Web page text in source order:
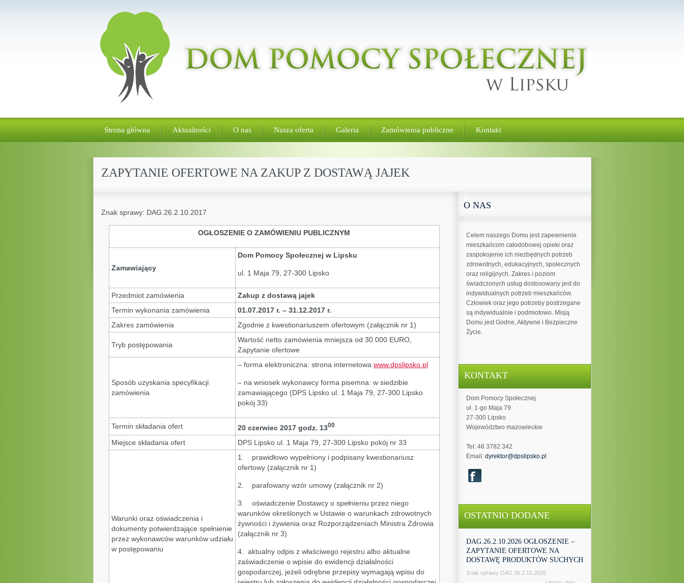
Strona główna Aktualności O nas Nasza oferta Galeria Zamówienia publiczne Kontakt
ZAPYTANIE OFERTOWE NA ZAKUP Z DOSTAWĄ JAJEK
O NAS
Celem naszego Domu jest zapewnienie
mieszkańcom całodobowej opieki oraz
zaspokojenie ich niezbędnych potrzeb
zdrowotnych, edukacyjnych, społecznych
oraz religijnych. Zakres i poziom
świadczonych usług dostosowany jest do
indywidualnych potrzeb mieszkańców.
Człowiek oraz jego potrzeby postrzegane
są indywidualnie i podmiotowo. Misją
Domu jest Godne, Aktywne i Bezpieczne
Życie.
KONTAKT
Dom Pomocy Społecznej
ul. 1-go Maja 79
27-300 Lipsko
Województwo mazowieckie
Tel: 48 3782 342
Email: dyrektor@dpslipsko.pl
OSTATNIO DODANE
DAG.26.2.10.2026 OGŁOSZENIE –
ZAPYTANIE OFERTOWE NA
DOSTAWĘ PRODUKTÓW SUCHYCH
Znak sprawy DAG.26.2.10.2026
Znak sprawy: DAG.26.2.10.2017
OGŁOSZENIE O ZAMÓWIENIU PUBLICZNYM
Zamawiający
Dom Pomocy Społecznej w Lipsku
ul. 1 Maja 79, 27-300 Lipsko
Przedmiot zamówienia
Zakup z dostawą jajek
Termin wykonania zamówienia
01.07.2017 r. – 31.12.2017 r.
Zakres zamówienia
Zgodnie z kwestionariuszem ofertowym (załącznik nr 1)
Tryb postępowania
Wartość netto zamówienia mniejsza od 30.000 EURO,
Zapytanie ofertowe
Sposób uzyskania specyfikacji
zamówienia
– forma elektroniczna: strona internetowa www.dpslipsko.pl
– na wniosek wykonawcy forma pisemna: w siedzibie
zamawiającego (DPS Lipsko ul. 1 Maja 79, 27-300 Lipsko
pokój 33)
Termin składania ofert 20 czerwiec 2017 godz. 1300
Miejsce składania ofert DPS Lipsko ul. 1 Maja 79, 27-300 Lipsko pokój nr 33
Warunki oraz oświadczenia i
dokumenty potwierdzające spełnienie
przez wykonawców warunków udziału
w postępowaniu
1. prawidłowo wypełniony i podpisany kwestionariusz
ofertowy (załącznik nr 1)
2. parafowany wzór umowy (załącznik nr 2)
3. oświadczenie Dostawcy o spełnieniu przez niego
warunków określonych w Ustawie o warunkach zdrowotnych
żywności i żywienia oraz Rozporządzeniach Ministra Zdrowia
(załącznik nr 3).
4. aktualny odpis z właściwego rejestru albo aktualne
zaświadczenie o wpisie do ewidencji działalności
gospodarczej, jeżeli odrębne przepisy wymagają wpisu do